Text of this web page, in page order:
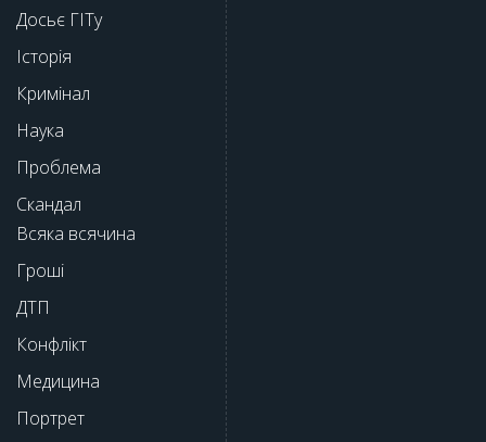
Досьє ГІТу
Історія
Кримінал
Наука
Проблема
Скандал
Всяка всячина
Гроші
ДТП
Конфлікт
Медицина
Портрет